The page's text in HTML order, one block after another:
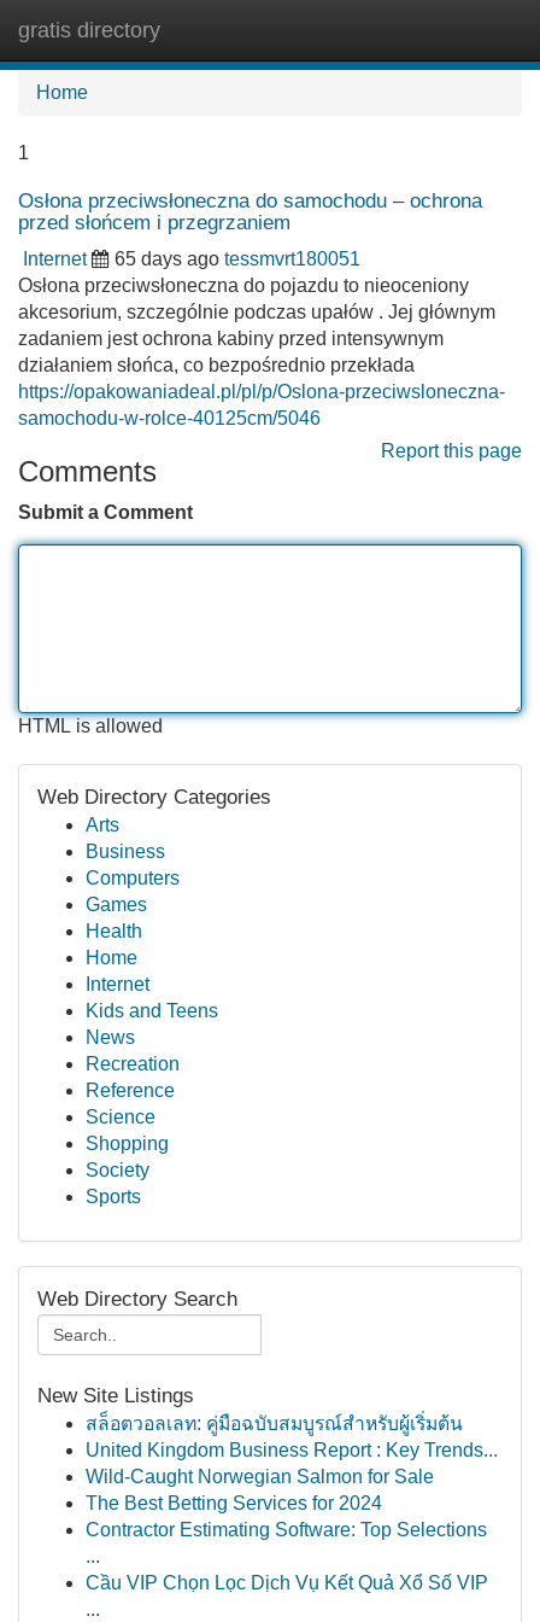
gratis directory
Home
1
Osłona przeciwsłoneczna do samochodu – ochrona
przed słońcem i przegrzaniem
Internet 65 days ago tessmvrt180051
Osłona przeciwsłoneczna do pojazdu to nieoceniony
akcesorium, szczególnie podczas upałów . Jej głównym
zadaniem jest ochrona kabiny przed intensywnym
działaniem słońca, co bezpośrednio przekłada
https://opakowaniadeal.pl/pl/p/Oslona-przeciwsloneczna-
samochodu-w-rolce-40125cm/5046
Report this page
Comments
Submit a Comment
HTML is allowed
Web Directory Categories
Arts
Business
Computers
Games
Health
Home
Internet
Kids and Teens
News
Recreation
Reference
Science
Shopping
Society
Sports
Web Directory Search
New Site Listings
สล็อตวอลเลท: คู่มือฉบับสมบูรณ์สำหรับผู้เริ่มต้น
United Kingdom Business Report : Key Trends...
Wild-Caught Norwegian Salmon for Sale
The Best Betting Services for 2024
Contractor Estimating Software: Top Selections
...
Cầu VIP Chọn Lọc Dịch Vụ Kết Quả Xổ Số VIP
...